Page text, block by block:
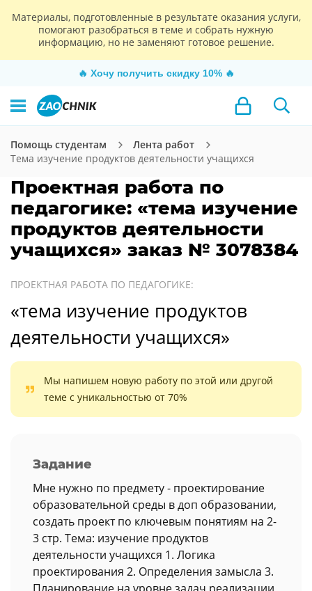
Материалы, подготовленные в результате оказания услуги,
помогают разобраться в теме и собрать нужную
информацию, но не заменяют готовое решение.
🔥 Хочу получить скидку 10% 🔥
Помощь студентам
Лента работ
Тема изучение продуктов деятельности учащихся
Проектная работа по
педагогике: «тема изучение
продуктов деятельности
учащихся» заказ № 3078384
ПРОЕКТНАЯ РАБОТА ПО ПЕДАГОГИКЕ:
«тема изучение продуктов
деятельности учащихся»
Мы напишем новую работу по этой или другой
теме с уникальностью от 70%
Задание
Мне нужно по предмету - проектирование
образовательной среды в доп образовании,
создать проект по ключевым понятиям на 2-
3 стр. Тема: изучение продуктов
деятельности учащихся 1. Логика
проектирования 2. Определения замысла 3.